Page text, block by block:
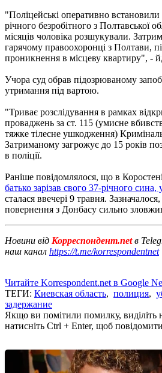
"Поліцейські оперативно
річного безробітного з Полтавської
місяців чоловіка розшукували.
гарячому правоохоронці з Полтави,
проникнення в місцеву квартиру", -
Учора суд обрав підозрюваному
утримання під вартою.
"Триває розслідування в рамках
проваджень за ст. 115 (умисне
тяжке тілесне ушкодження)
Затриманому загрожує до 15 років
в поліції.
Раніше повідомлялося, що в
батько зарізав свого 37-річного
сталася ввечері 9 травня.
повернення з Донбасу сильно
Новини від Корреспондент.netв
наш канал https://t.me/korrespondentnet
Читайте Korrespondent.net в Google
ТЕГИ: Киевская область, полиция,
задержание
Якщо ви помітили помилку, виділіть
натисніть Ctrl + Enter, щоб